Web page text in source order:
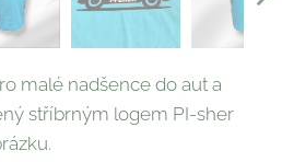
malé nadšence do aut a
stříbrným logem PI-sher